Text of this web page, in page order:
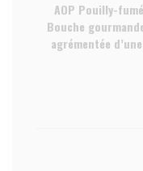
AOP Pouilly-
Bouche
agrémentée